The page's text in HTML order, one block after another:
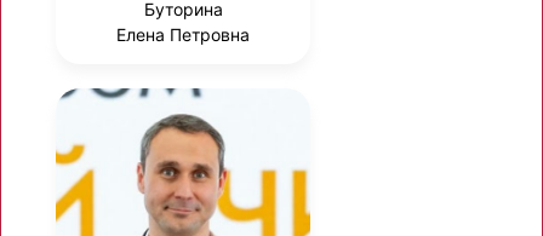
Буторина
Елена Петровна